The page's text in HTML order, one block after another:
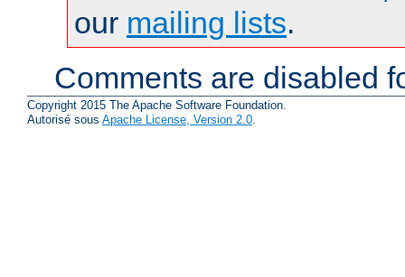
our mailing lists.
Comments are disabled
Copyright 2015 The Apache Software Foundation.
Autorisé sous Apache License, Version 2.0.